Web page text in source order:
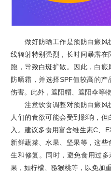
做好防晒工作是预防白癜风
线辐射特别强烈，长时间暴露
胞，导致白斑扩散。因此，白
防晒霜，并选择SPF值较高的
伤害。此外，遮阳帽、遮阳伞等
注意饮食调整对预防白癜风
人们的食欲可能会受到影响，
入。建议多食用富含维生素C、
新鲜蔬菜、水果、坚果等，这
生和修复。同时，避免食用过
果，如柠檬、猕猴桃等，以免加重